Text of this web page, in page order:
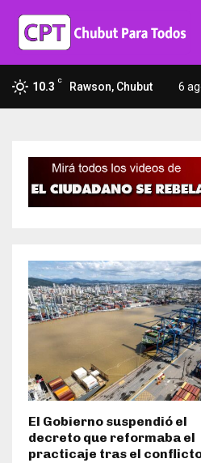
10.3 C Rawson, Chubut 6
El Gobierno suspendió el
decreto que reformaba el
practicaje tras el